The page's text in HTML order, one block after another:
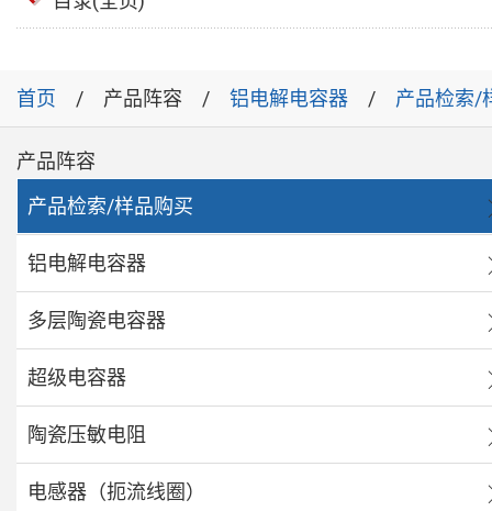
首页 产品阵容 铝电解电容器 产品检索/
产品阵容
产品检索/样品购买
铝电解电容器
多层陶瓷电容器
超级电容器
陶瓷压敏电阻
电感器（扼流线圈）